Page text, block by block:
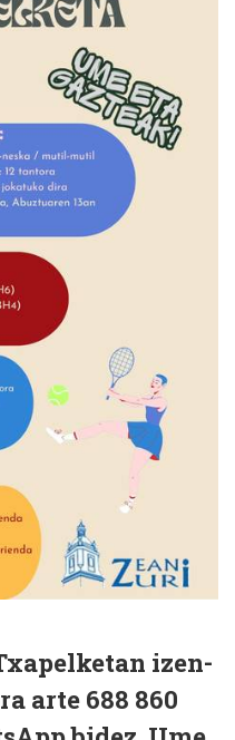
izen-
arte 688 860